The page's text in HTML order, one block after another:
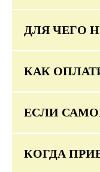
ДЛЯ ЧЕГО
КАК
ЕСЛИ
КОГДА